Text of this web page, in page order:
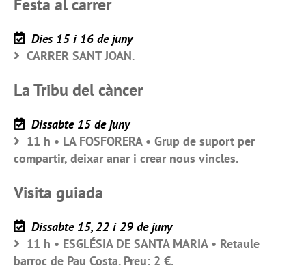
Festa al carrer
Dies 15 i 16 de juny
CARRER SANT JOAN.
La Tribu del càncer
Dissabte 15 de juny
11 h • LA FOSFORERA • Grup de suport per
compartir, deixar anar i crear nous vincles.
Visita guiada
Dissabte 15, 22 i 29 de juny
11 h • ESGLÉSIA DE SANTA MARIA • Retaule
barroc de Pau Costa. Preu: 2 €.